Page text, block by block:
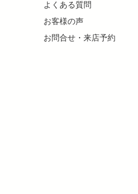
よくある質問
お客様の声
お問合せ・来店予約